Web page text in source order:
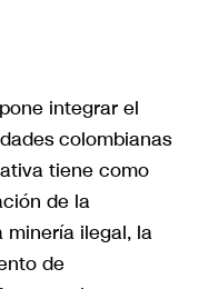
integrar el
colombianas
tiene como
de la
minería ilegal, la
de